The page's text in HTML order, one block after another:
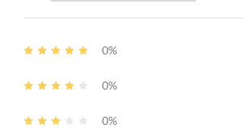
0%
0%
0%